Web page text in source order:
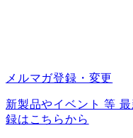
メルマガ登録・変更
新製品やイベント 等
録はこちらから